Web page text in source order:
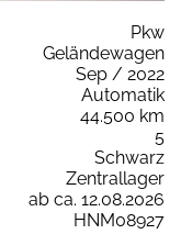
Pkw
Geländewagen
Sep / 2022
Automatik
44.500 km
5
Schwarz
Zentrallager
ab ca. 12.08.2026
HNM08927